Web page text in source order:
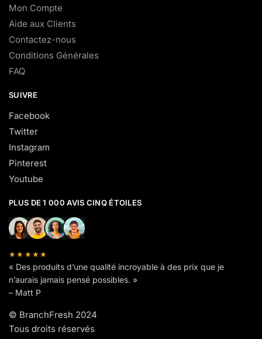
Mon Compte
Aide aux Clients
Contactez-nous
Conditions Générales
FAQ
SUIVRE
Facebook
Twitter
Instagram
Pinterest
Youtube
PLUS DE 1 000 AVIS CINQ ÉTOILES
★★★★★
« Des produits d’une qualité incroyable à des prix que je
n’aurais jamais pensé possibles. »
– Matt P
© BranchFresh 2024
Tous droits réservés